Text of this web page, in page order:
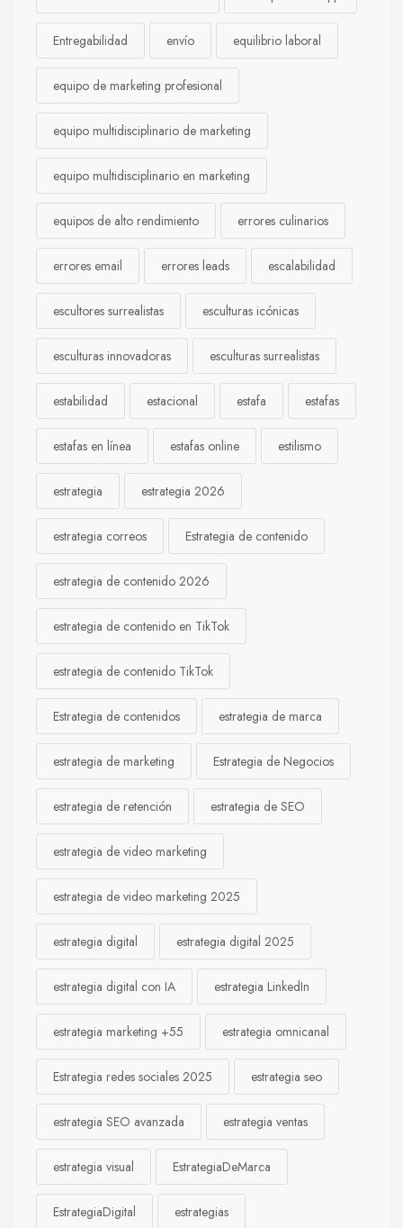
Entregabilidad envío equilibrio laboral
equipo de marketing profesional
equipo multidisciplinario de marketing
equipo multidisciplinario en marketing
equipos de alto rendimiento errores culinarios
errores email errores leads escalabilidad
escultores surrealistas esculturas icónicas
esculturas innovadoras esculturas surrealistas
estabilidad estacional estafa estafas
estafas en línea estafas online estilismo
estrategia estrategia 2026
estrategia correos Estrategia de contenido
estrategia de contenido 2026
estrategia de contenido en TikTok
estrategia de contenido TikTok
Estrategia de contenidos estrategia de marca
estrategia de marketing Estrategia de Negocios
estrategia de retención estrategia de SEO
estrategia de video marketing
estrategia de video marketing 2025
estrategia digital estrategia digital 2025
estrategia digital con IA estrategia LinkedIn
estrategia marketing +55 estrategia omnicanal
Estrategia redes sociales 2025 estrategia seo
estrategia SEO avanzada estrategia ventas
estrategia visual EstrategiaDeMarca
EstrategiaDigital estrategias